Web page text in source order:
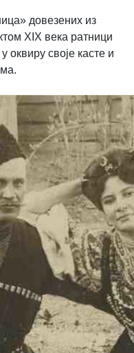
довезених из
XIX века ратници
оквиру своје касте и